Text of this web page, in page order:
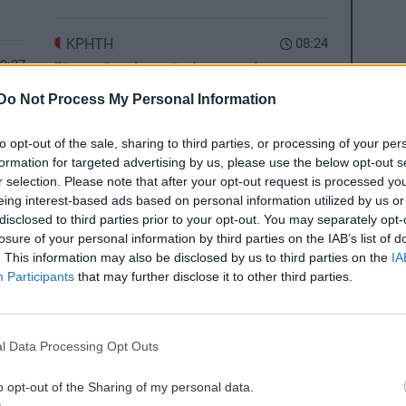
Do Not Process My Personal Information
opt-out of the sale, sharing to third parties, or processing of your
for targeted advertising by us, please use the below opt-out
selection. Please note that after your opt-out request is processed
interest-based ads based on personal information utilized by us
to third parties prior to your opt-out. You may separately
of your personal information by third parties on the IAB’s list of
This information may also be disclosed by us to third parties on the
Participants that may further disclose it to other third parties.
Data Processing Opt Outs
opt-out of the Sharing of my personal data.
08:24
ΚΡΗΤΗ
'Έφυγε" από την ζωή ο γεωπόνος
Γιώργος Σηφογιαννάκης
08:11
ΕΛΛΑΔΑ
Τουρισμός: Στο μικροσκόπιο των
Αρχών νέα «πατέντα» των εργοδοτών
με την Ψηφιακή Κάρτα Εργασίας
07:53
ΚΡΗΤΗ
Υποδιευθυντές και Αστυνόμοι Α'
Ηράκλειο: Μία ... περιουσία για
οι ειδήσεις